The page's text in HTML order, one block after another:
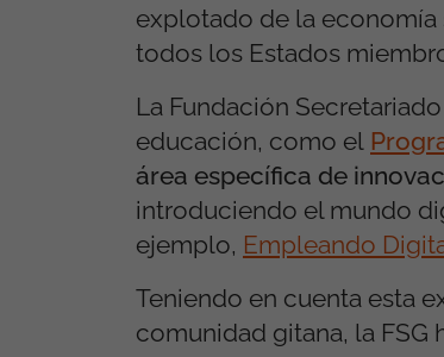
explotado de la economía
todos los Estados
La Fundación
educación, como el
área específica de
introduciendo el mundo
ejemplo, Empleando
Teniendo en cuenta esta
comunidad gitana, la